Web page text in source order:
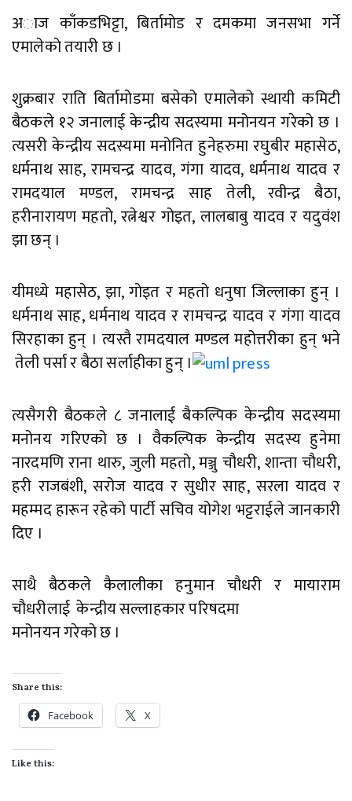
अाज काँकडभिट्टा, बिर्तामाेड र दमकमा जनसभा गर्ने
एमालेकाे तयारी छ ।
शुक्रबार राति बिर्तामोडमा बसेको एमालेको स्थायी कमिटी
बैठकले १२ जनालाई केन्द्रीय सदस्यमा मनोनयन गरेको छ ।
त्यसरी केन्द्रीय सदस्यमा मनोनित हुनेहरुमा रघुबीर महासेठ,
धर्मनाथ साह, रामचन्द्र यादव, गंगा यादव, धर्मनाथ यादव र
रामदयाल मण्डल, रामचन्द्र साह तेली, रवीन्द्र बैठा,
हरीनारायण महतो, रत्नेश्वर गोइत, लालबाबु यादव र यदुवंश
झा छन् ।
यीमध्ये महासेठ, झा, गोइत र महतो धनुषा जिल्लाका हुन् ।
धर्मनाथ साह, धर्मनाथ यादव र रामचन्द्र यादव र गंगा यादव
सिरहाका हुन् । त्यस्तै रामदयाल मण्डल महोत्तरीका हुन् भने
तेली पर्सा र बैठा सर्लाहीका हुन् ।
त्यसैगरी बैठकले ८ जनालाई बैकल्पिक केन्द्रीय सदस्यमा
मनोनय गरिएको छ । वैकल्पिक केन्द्रीय सदस्य हुनेमा
नारदमणि राना थारु, जुली महतो, मञ्जु चौधरी, शान्ता चौधरी,
हरी राजबंशी, सरोज यादव र सुधीर साह, सरला यादव र
महम्मद हारून रहेको पार्टी सचिव योगेश भट्टराईले जानकारी
दिए ।
साथै बैठकले कैलालीका हनुमान चौधरी र मायाराम
चौधरीलाई केन्द्रीय सल्लाहकार परिषदमा
मनोनयन गरेकाे छ ।
Share this:
Facebook X
Like this: